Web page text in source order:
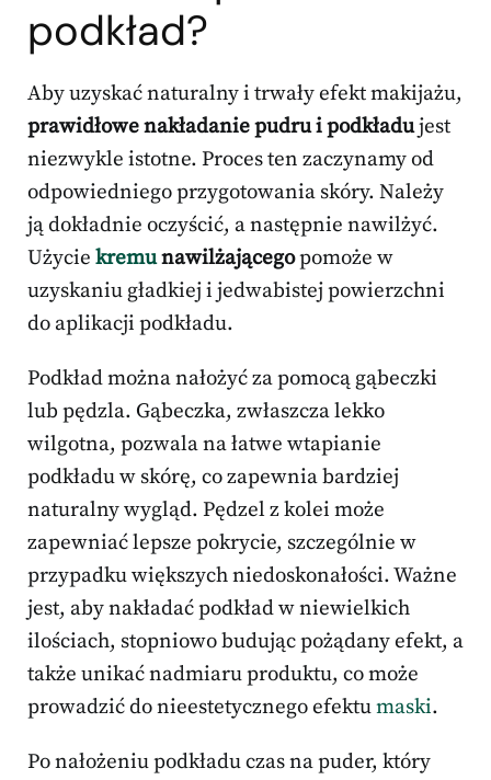
podkład?
Aby uzyskać naturalny i trwały efekt makijażu,
prawidłowe nakładanie pudru i podkładujest
niezwykle istotne. Proces ten zaczynamy od
odpowiedniego przygotowania skóry. Należy
ją dokładnie oczyścić, a następnie nawilżyć.
Użycie kremunawilżającegopomoże w
uzyskaniu gładkiej i jedwabistej powierzchni
do aplikacji podkładu.
Podkład można nałożyć za pomocą gąbeczki
lub pędzla. Gąbeczka, zwłaszcza lekko
wilgotna, pozwala na łatwe wtapianie
podkładu w skórę, co zapewnia bardziej
naturalny wygląd. Pędzel z kolei może
zapewniać lepsze pokrycie, szczególnie w
przypadku większych niedoskonałości. Ważne
jest, aby nakładać podkład w niewielkich
ilościach, stopniowo budując pożądany efekt, a
także unikać nadmiaru produktu, co może
prowadzić do nieestetycznego efektumaski.
Po nałożeniu podkładu czas na puder, który